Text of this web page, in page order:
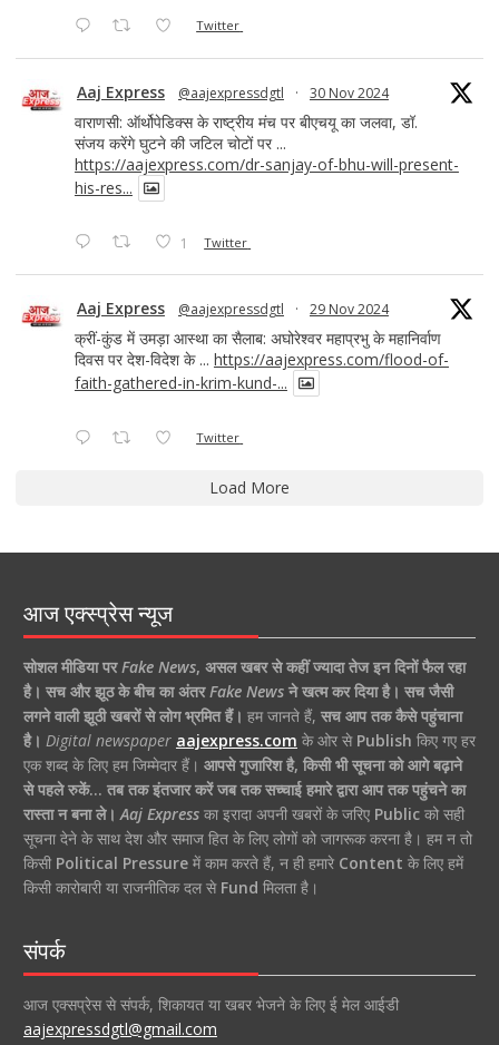
Twitter
Aaj Express @aajexpressdgtl · 30 Nov 2024
वाराणसी: ऑर्थोपेडिक्स के राष्ट्रीय मंच पर बीएचयू का जलवा, डॉ.
संजय करेंगे घुटने की जटिल चोटों पर ...
https://aajexpress.com/dr-sanjay-of-bhu-will-present-
his-res...
1 Twitter
Aaj Express @aajexpressdgtl · 29 Nov 2024
क्रीं-कुंड में उमड़ा आस्था का सैलाब: अघोरेश्वर महाप्रभु के महानिर्वाण
दिवस पर देश-विदेश के ... https://aajexpress.com/flood-of-
faith-gathered-in-krim-kund-...
Twitter
Load More
आज एक्स्प्रेस न्यूज
सोशल मीडिया पर Fake News, असल खबर से कहीं ज्यादा तेज इन दिनों फैल रहा
है। सच और झूठ के बीच का अंतर Fake Newsने खत्म कर दिया है। सच जैसी
लगने वाली झूठी खबरों से लोग भ्रमित हैं। हम जानते हैं, सच आप तक कैसे पहुंचाना
है। Digital newspaper aajexpress.com के ओर से Publish किए गए हर
एक शब्द के लिए हम जिम्मेदार हैं। आपसे गुजारिश है, किसी भी सूचना को आगे बढ़ाने
से पहले रुकें… तब तक इंतजार करें जब तक सच्चाई हमारे द्वारा आप तक पहुंचने का
रास्ता न बना ले। Aaj Expressका इरादा अपनी खबरों के जरिए Publicको सही
सूचना देने के साथ देश और समाज हित के लिए लोगों को जागरूक करना है। हम न तो
किसी Political Pressureमें काम करते हैं, न ही हमारे Content के लिए हमें
किसी कारोबारी या राजनीतिक दल से Fund मिलता है।
संपर्क
आज एक्सप्रेस से संपर्क, शिकायत या खबर भेजने के लिए ई मेल आईडी
aajexpressdgtl@gmail.com